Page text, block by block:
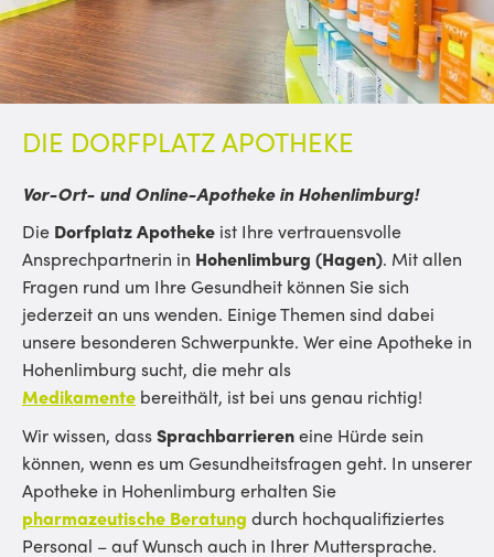
DIE DORFPLATZ APOTHEKE
Vor-Ort- und Online-Apotheke in Hohenlimburg!
Die Dorfplatz Apotheke ist Ihre vertrauensvolle
Ansprechpartnerin in Hohenlimburg (Hagen). Mit allen
Fragen rund um Ihre Gesundheit können Sie sich
jederzeit an uns wenden. Einige Themen sind dabei
unsere besonderen Schwerpunkte. Wer eine Apotheke in
Hohenlimburg sucht, die mehr als
Medikamente bereithält, ist bei uns genau richtig!
Wir wissen, dassSprachbarriereneine Hürde sein
können, wenn es um Gesundheitsfragen geht. In unserer
Apotheke in Hohenlimburg erhalten Sie
pharmazeutische Beratung durch hochqualifiziertes
Personal – auf Wunsch auch in Ihrer Muttersprache.